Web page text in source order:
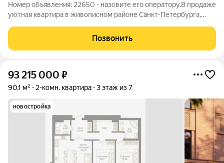
Номер объявления: 22650 - назовите его оператору.В продаже
уютная квартира в живописном районе Санкт-Петербурга,
объект идеально подойдёт тем, кто ценит комфортное
проживание рядом с основными
Позвонить
93 215 000 ₽
90,1 м² 2-комн. квартира 3 этаж из 7
новостройка